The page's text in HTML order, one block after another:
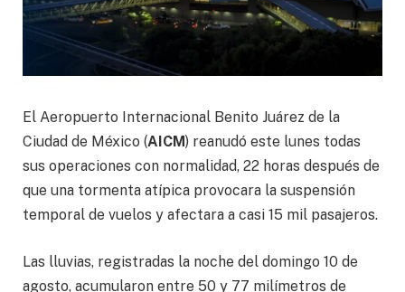
El Aeropuerto Internacional Benito Juárez de la
Ciudad de México (AICM) reanudó este lunes todas
sus operaciones con normalidad, 22 horas después de
que una tormenta atípica provocara la suspensión
temporal de vuelos y afectara a casi 15 mil pasajeros.
Las lluvias, registradas la noche del domingo 10 de
agosto, acumularon entre 50 y 77 milímetros de